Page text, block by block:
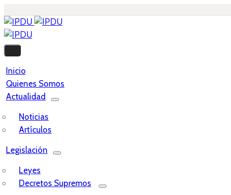
Inicio
Quienes Somos
Actualidad
Noticias
Artículos
Legislación
Leyes
Decretos Supremos